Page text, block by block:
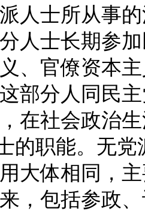
人士所从事
人士长期参
、官僚资本
部分人同民
在社会政治
的职能。无
大体相同，
，包括参政